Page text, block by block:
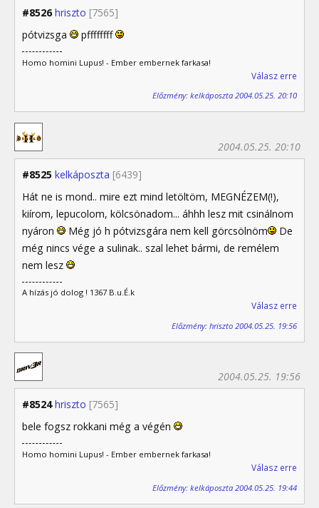
#8526 hriszto [7565]
pótvizsga pffffffff
Homo homini Lupus! - Ember embernek farkasa!
Válasz erre
Előzmény: kelkáposzta 2004.05.25. 20:10
#8525 kelkáposzta [6439]
2004.05.25. 20:10
Hát ne is mond.. mire ezt mind letöltöm, MEGNÉZEM(!),
kiírom, lepucolom, kölcsönadom... áhhh lesz mit csinálnom
nyáron
Még jó h pótvizsgára nem kell görcsölnöm
De
még nincs vége a sulinak.. szal lehet bármi, de remélem
nem lesz
A hízás jó dolog ! 1367 B.u.É.k
Válasz erre
Előzmény: hriszto 2004.05.25. 19:56
#8524 hriszto [7565]
2004.05.25. 19:56
bele fogsz rokkani még a végén
Homo homini Lupus! - Ember embernek farkasa!
Válasz erre
Előzmény: kelkáposzta 2004.05.25. 19:44